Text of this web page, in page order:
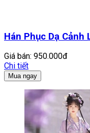
Hán Phục Dạ Cảnh
Giá bán: 950.000đ
Chi tiết
Mua ngay